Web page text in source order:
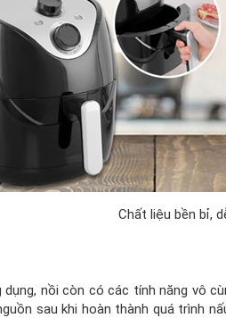
Chất liệu bền bỉ,
nồi còn có các tính năng vô
sau khi hoàn thành quá trình